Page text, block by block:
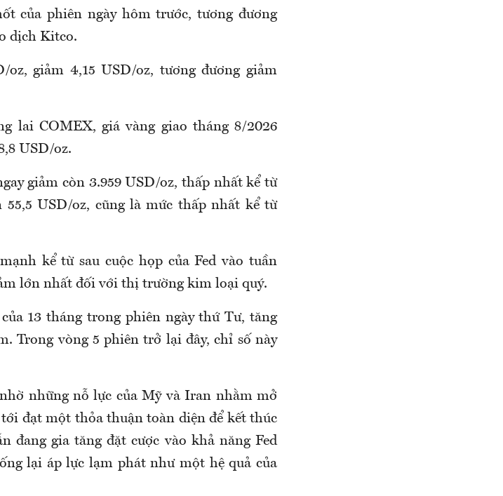
của phiên ngày hôm trước, tương đương
dịch Kitco.
oz, giảm 4,15 USD/oz, tương đương giảm
lai COMEX, giá vàng giao tháng 8/2026
USD/oz.
giảm còn 3.959 USD/oz, thấp nhất kể từ
55,5 USD/oz, cũng là mức thấp nhất kể từ
kể từ sau cuộc họp của Fed vào tuần
lớn nhất đối với thị trường kim loại quý.
13 tháng trong phiên ngày thứ Tư, tăng
Trong vòng 5 phiên trở lại đây, chỉ số này
những nỗ lực của Mỹ và Iran nhằm mở
đạt một thỏa thuận toàn diện để kết thúc
đang gia tăng đặt cược vào khả năng Fed
lại áp lực lạm phát như một hệ quả của